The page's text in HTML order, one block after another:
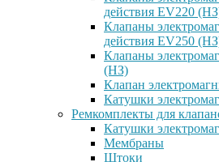
действия EV220
Клапаны
действия EV250
Клапаны
(НЗ)
Клапан
Катушки
Ремкомплекты для
Катушки
Мембраны
Штоки